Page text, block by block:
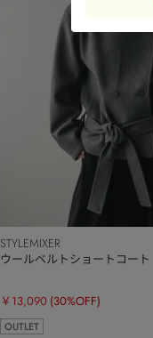
STYLEMIXER
ウールベルトショートコート
￥13,090 (30%OFF)
OUTLET